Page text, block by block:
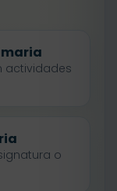
actividades
o